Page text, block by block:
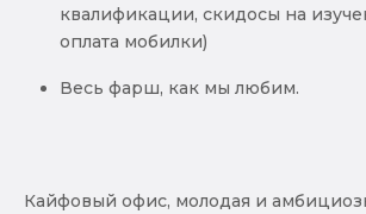
квалификации, скидосы на
оплата мобилки)
Весь фарш, как мы любим.
Кайфовый офис, молодая и